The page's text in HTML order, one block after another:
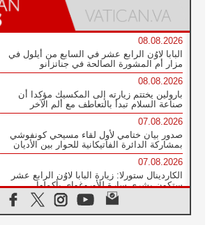
08.08.2026
البابا لاوُن الرابع عشر في السابع من أيلول في
مزار أم المشورة الصالحة في جناتزانو
08.08.2026
بارولين يختتم زيارته إلى المكسيك مؤكدا أن
صناعة السلام تبدأ بالتعاطف مع ألم الآخر
07.08.2026
صدور بيان ختامي لأول لقاء مسيحي كونفوشي
بمشاركة الدائرة الفاتيكانية للحوار بين الأديان
07.08.2026
الكاردينال ستورلا: زيارة البابا لاوُن الرابع عشر
ستكون بشرى سارة للأوروغواي بأكملها
الفاتيكان يعلن برنامج الزيارة الرسولية للبابا لاوُن